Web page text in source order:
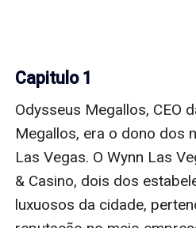
Capitulo 1
Odysseus Megallos, CEO
Megallos, era o dono dos
Las Vegas. O Wynn Las
& Casino, dois dos
luxuosos da cidade,